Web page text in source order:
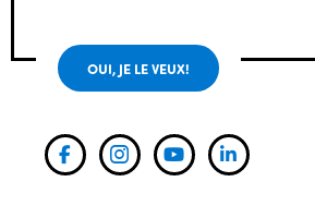
OUI, JE LE VEUX!